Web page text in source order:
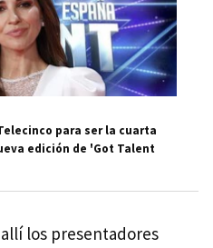
para ser la cuarta
edición de 'Got Talent
los presentadores